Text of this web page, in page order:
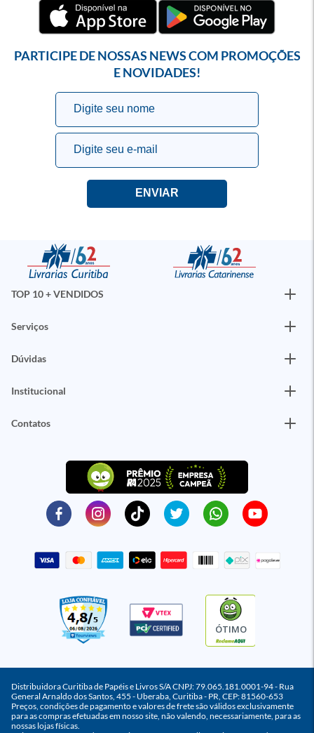
PARTICIPE DE NOSSAS NEWS COM PROMOÇÕES
E NOVIDADES!
TOP 10 + VENDIDOS
Serviços
Dúvidas
Institucional
Contatos
ÓTIMO
Distribuidora Curitiba de Papéis e Livros S/A CNPJ: 79.065.181.0001-94 - Rua
General Arnaldo dos Santos, 455 - Uberaba, Curitiba - PR, CEP: 81560-653
Preços, condições de pagamento e valores de frete são válidos exclusivamente
para as compras efetuadas em nosso site, não valendo, necessariamente, para as
nossas lojas físicas.